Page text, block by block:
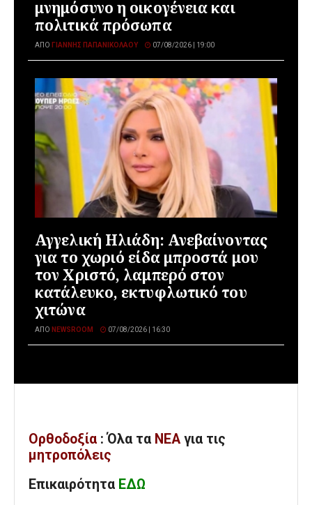
μνημόσυνο η οικογένεια και
πολιτικά πρόσωπα
ΑΠΌ ΓΙΆΝΝΗΣ ΠΑΠΑΝΙΚΟΛΆΟΥ 07/08/2026 | 19:00
Αγγελική Ηλιάδη: Ανεβαίνοντας
για το χωριό είδα μπροστά μου
τον Χριστό, λαμπερό στον
κατάλευκο, εκτυφλωτικό του
χιτώνα
ΑΠΌ NEWSROOM 07/08/2026 | 16:30
Ορθοδοξία : Όλα τα ΝΕΑ για τις
μητροπόλεις
Επικαιρότητα ΕΔΩ